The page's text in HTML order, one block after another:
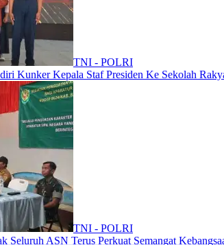
TNI - POLRI
Kunker Kepala Staf Presiden Ke Sekolah
TNI - POLRI
Seluruh ASN Terus Perkuat Semangat